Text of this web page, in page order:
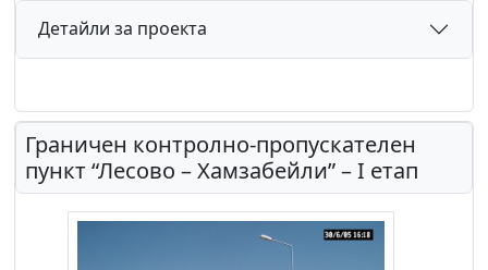
Детайли за проекта
Граничен контролно-пропускателен
пункт “Лесово – Хамзабейли” – І етап